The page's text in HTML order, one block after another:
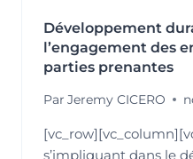
Développement
l’engagement des
parties prenantes
Par Jeremy CICERO
s’impliquant dans le